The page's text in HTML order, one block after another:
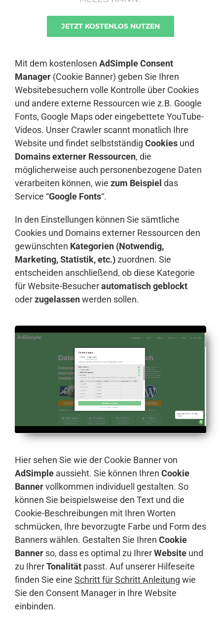
JETZT KOSTENLOS NUTZEN
Mit dem kostenlosen AdSimple Consent
Manager (Cookie Banner) geben Sie Ihren
Websitebesuchern volle Kontrolle über Cookies
und andere externe Ressourcen wie z.B. Google
Fonts, Google Maps oder eingebettete YouTube-
Videos. Unser Crawler scannt monatlich Ihre
Website und findet selbstständig Cookies und
Domains externer Ressourcen, die
möglicherweise auch personenbezogene Daten
verarbeiten können, wie zum Beispiel das
Service “Google Fonts“.
In den Einstellungen können Sie sämtliche
Cookies und Domains externer Ressourcen den
gewünschten Kategorien (Notwendig,
Marketing, Statistik, etc.)zuordnen. Sie
entscheiden anschließend, ob diese Kategorie
für Website-Besucherautomatisch geblockt
oderzugelassenwerden sollen.
Hier sehen Sie wie der Cookie Banner von
AdSimple aussieht. Sie können Ihren Cookie
Bannervollkommen individuell gestalten. So
können Sie beispielsweise den Text und die
Cookie-Beschreibungen mit Ihren Worten
schmücken, Ihre bevorzugte Farbe und Form des
Banners wählen. Gestalten Sie Ihren Cookie
Banner so, dass es optimal zu IhrerWebsite und
zu IhrerTonalität passt. Auf unserer Hilfeseite
finden Sie eine Schritt für Schritt Anleitung wie
Sie den Consent Manager in Ihre Website
einbinden.